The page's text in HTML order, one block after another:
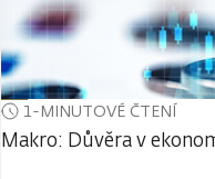
1-MINUTOVÉ ČTENÍ
Makro: Důvěra v